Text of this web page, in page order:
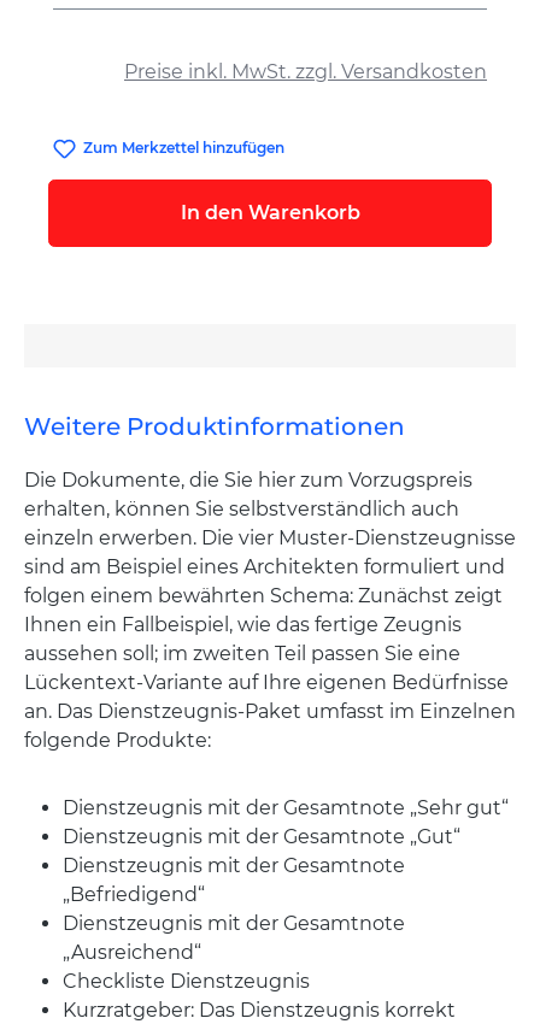
Preise inkl. MwSt. zzgl. Versandkosten
Zum Merkzettel hinzufügen
In den Warenkorb
Weitere Produktinformationen
Die Dokumente, die Sie hier zum Vorzugspreis
erhalten, können Sie selbstverständlich auch
einzeln erwerben. Die vier Muster-Dienstzeugnisse
sind am Beispiel eines Architekten formuliert und
folgen einem bewährten Schema: Zunächst zeigt
Ihnen ein Fallbeispiel, wie das fertige Zeugnis
aussehen soll; im zweiten Teil passen Sie eine
Lückentext-Variante auf Ihre eigenen Bedürfnisse
an. Das Dienstzeugnis-Paket umfasst im Einzelnen
folgende Produkte:
Dienstzeugnis mit der Gesamtnote „Sehr gut“
Dienstzeugnis mit der Gesamtnote „Gut“
Dienstzeugnis mit der Gesamtnote
„Befriedigend“
Dienstzeugnis mit der Gesamtnote
„Ausreichend“
Checkliste Dienstzeugnis
Kurzratgeber: Das Dienstzeugnis korrekt